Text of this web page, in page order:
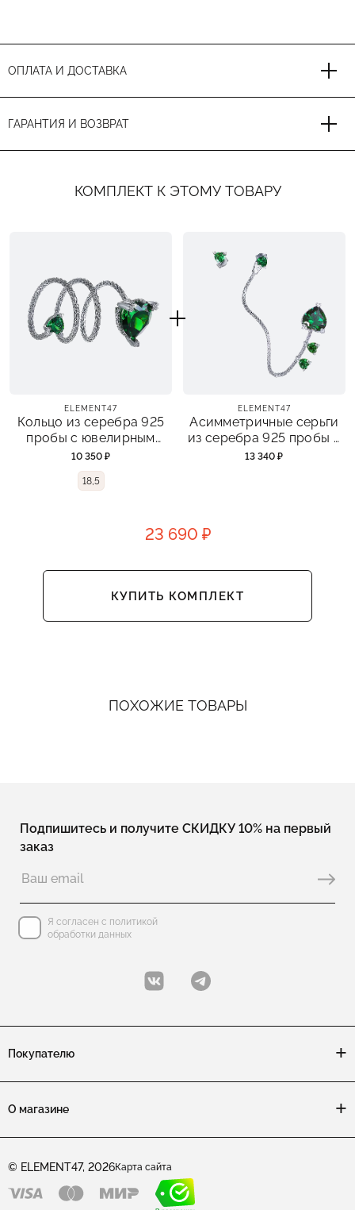
ОПЛАТА И ДОСТАВКА
ГАРАНТИЯ И ВОЗВРАТ
КОМПЛЕКТ К ЭТОМУ ТОВАРУ
ELEMENT47
Кольцо из серебра 925
пробы с ювелирным
стеклом и фианитами
10 350 ₽
18,5
ELEMENT47
Асимметричные серьги
из серебра 925 пробы с
фианитами и ювелирным
13 340 ₽
23 690 ₽
КУПИТЬ КОМПЛЕКТ
ПОХОЖИЕ ТОВАРЫ
Подпишитесь и получите СКИДКУ 10% на первый
заказ
Я согласен с политикой
обработки данных
Покупателю
О магазине
© ELEMENT47, 2026Карта сайта